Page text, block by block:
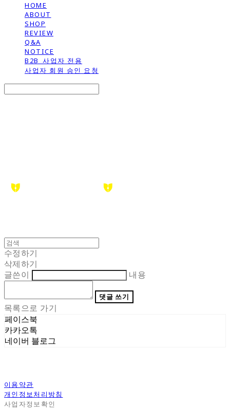
HOME
ABOUT
SHOP
REVIEW
Q&A
NOTICE
B2B_사업자 전용
사업자 회원 승인 요청
수정하기
삭제하기
글쓴이
내용
댓글 쓰기
목록으로 가기
페이스북
카카오톡
네이버 블로그
이용약관
개인정보처리방침
사업자정보확인